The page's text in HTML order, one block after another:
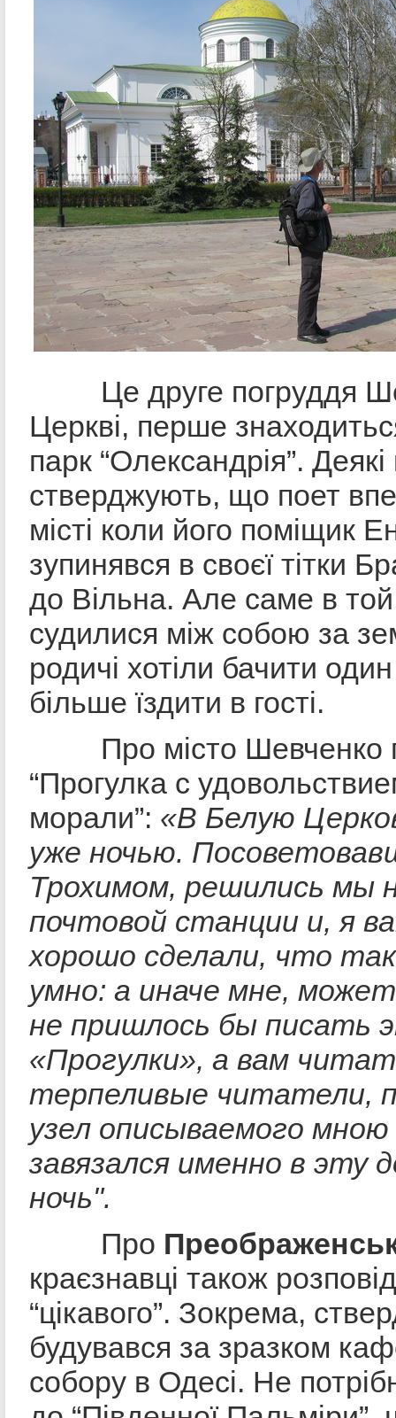
Це друге погруддя
Церкві, перше
парк “Олександрія”.
стверджують, що поет
місті коли його поміщик
зупинявся в своєї тітки
до Вільна. Але саме в той
судилися між собою за
родичі хотіли бачити
більше їздити в гості.
Про місто Шевченко
“Прогулка с
морали”: «В Белую
уже ночью.
Трохимом, решились мы
почтовой станции и, я
хорошо сделали, что
умно: а иначе мне,
не пришлось бы писать
«Прогулки», а вам
терпеливые читатели,
узел описываемого
завязался именно в эту
ночь".
Про
краєзнавці також
“цікавого”. Зокрема,
будувався за зразком
собору в Одесі. Не